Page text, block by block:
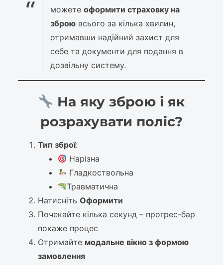
можете оформити страховку на
зброю всього за кілька хвилин,
отримавши надійний захист для
себе та документи для подання в
дозвільну систему.
На яку зброю і як
розрахувати поліс?
Тип зброї:
Нарізна
Гладкоствольна
Травматична
Натисніть Оформити
Почекайте кілька секунд – прогрес-бар
покаже процес
Отримайте модальне вікно з формою
замовлення